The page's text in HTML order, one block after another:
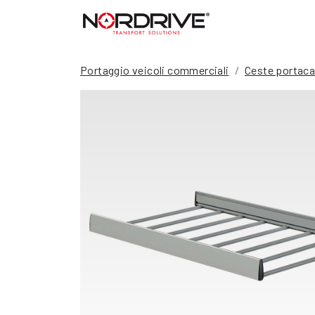
Portaggio veicoli commerciali Ceste